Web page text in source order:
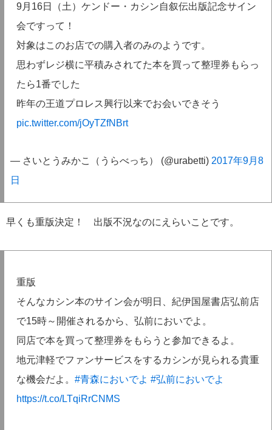
9月16日（土）ケンドー・カシン自叙伝出版記念サイン
会ですって！
対象はこのお店での購入者のみのようです。
思わずレジ横に平積みされてた本を買って整理券もらっ
たら1番でした
昨年の王道プロレス興行以来でお会いできそう
pic.twitter.com/jOyTZfNBrt
— さいとうみかこ（うらべっち） (@urabetti) 2017年9月8
日
早くも重版決定！ 出版不況なのにえらいことです。
重版
そんなカシン本のサイン会が明日、紀伊国屋書店弘前店
で15時～開催されるから、弘前においでよ。
同店で本を買って整理券をもらうと参加できるよ。
地元津軽でファンサービスをするカシンが見られる貴重
な機会だよ。 #青森においでよ #弘前においでよ
https://t.co/LTqiRrCNMS